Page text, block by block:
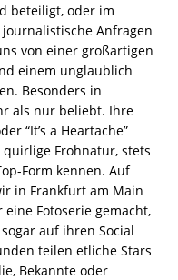
beteiligt, oder im
Anfragen
von einer großartigen
einem unglaublich
Besonders in
als nur beliebt. Ihre
“It’s a Heartache”
Frohnatur, stets
Form kennen. Auf
in Frankfurt am Main
Fotoserie gemacht,
auf ihren Social
teilen etliche Stars
Bekannte oder